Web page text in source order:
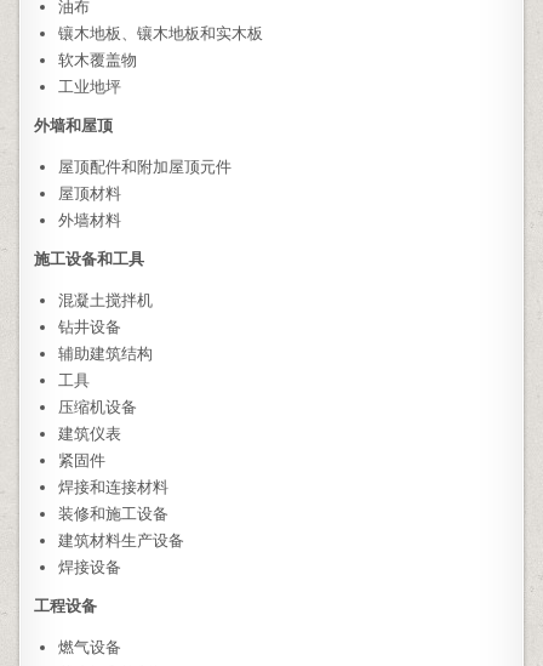
油布
镶木地板、镶木地板和实木板
软木覆盖物
工业地坪
外墙和屋顶
屋顶配件和附加屋顶元件
屋顶材料
外墙材料
施工设备和工具
混凝土搅拌机
钻井设备
辅助建筑结构
工具
压缩机设备
建筑仪表
紧固件
焊接和连接材料
装修和施工设备
建筑材料生产设备
焊接设备
工程设备
燃气设备